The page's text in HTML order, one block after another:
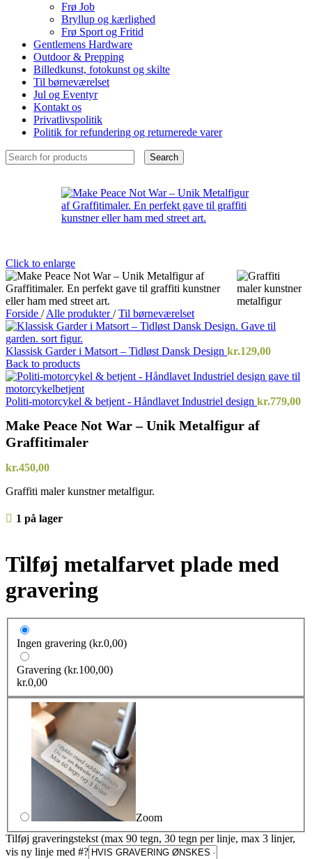
Frø Job
Bryllup og kærlighed
Frø Sport og Fritid
Gentlemens Hardware
Outdoor & Prepping
Billedkunst, fotokunst og skilte
Til børneværelset
Jul og Eventyr
Kontakt os
Privatlivspolitik
Politik for refundering og returnerede varer
Search
Click to enlarge
Forside / Alle produkter/ Til børneværelset
Klassisk Garder i Matsort – Tidløst Dansk Design kr.129,00
Back to products
Politi-motorcykel & betjent - Håndlavet Industriel design kr.779,00
Make Peace Not War – Unik Metalfigur af
Graffitimaler
kr.450,00
Graffiti maler kunstner metalfigur.
1 på lager
Tilføj metalfarvet plade med
gravering
Ingen gravering (kr.0,00)
Gravering (kr.100,00)
kr.0,00
Zoom
Tilføj graveringstekst (max 90 tegn, 30 tegn per linje, max 3 linjer,
vis ny linje med #?